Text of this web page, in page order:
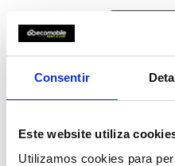
Consentir
Este website utiliza
Utilizamos cookies para
100%
PREÇOS